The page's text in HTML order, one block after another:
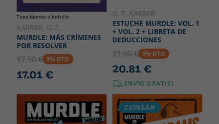
Tapa blanda o bolsillo
KARBER, G. T.
MURDLE: MÁS CRÍMENES
POR RESOLVER
17.90 € 5% DTO
17.01 €
G. T. KARBER
ESTUCHE MURDLE: VOL. 1
+ VOL. 2 + LIBRETA DE
DEDUCCIONES
21.90 € 5% DTO
20.81 €
¡ENVÍO GRATIS!
CATALÁN